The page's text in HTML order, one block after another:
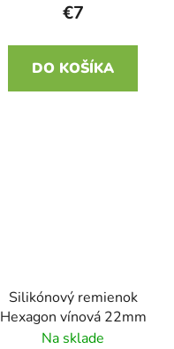
€7
DO KOŠÍKA
Silikónový remienok
Hexagon vínová 22mm
Na sklade